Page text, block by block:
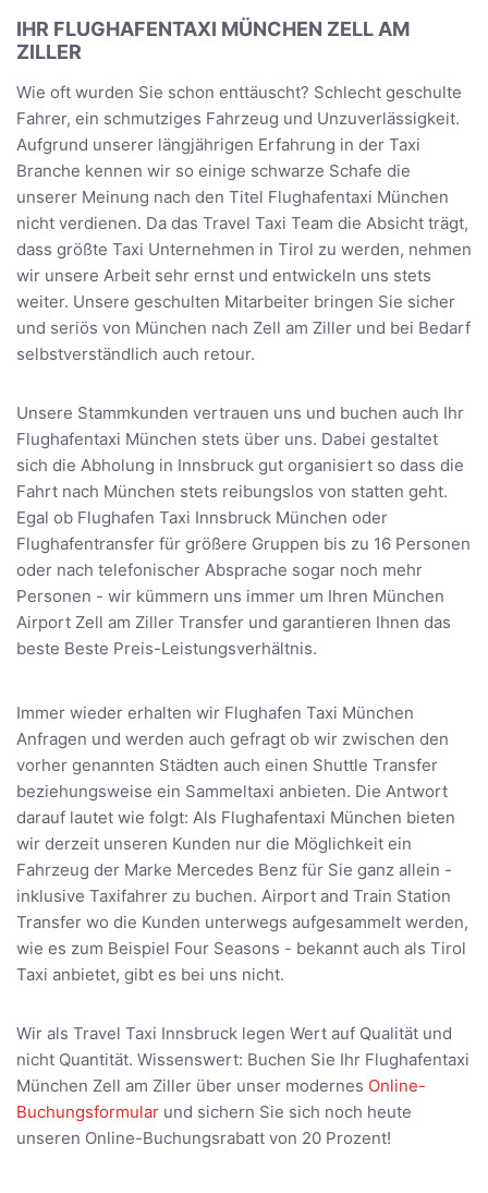
IHR FLUGHAFENTAXI MÜNCHEN ZELL AM
ZILLER
Wie oft wurden Sie schon enttäuscht? Schlecht geschulte
Fahrer, ein schmutziges Fahrzeug und Unzuverlässigkeit.
Aufgrund unserer längjährigen Erfahrung in der Taxi
Branche kennen wir so einige schwarze Schafe die
unserer Meinung nach den Titel Flughafentaxi München
nicht verdienen. Da das Travel Taxi Team die Absicht trägt,
dass größte Taxi Unternehmen in Tirol zu werden, nehmen
wir unsere Arbeit sehr ernst und entwickeln uns stets
weiter. Unsere geschulten Mitarbeiter bringen Sie sicher
und seriös von München nach Zell am Ziller und bei Bedarf
selbstverständlich auch retour.
Unsere Stammkunden vertrauen uns und buchen auch Ihr
Flughafentaxi München stets über uns. Dabei gestaltet
sich die Abholung in Innsbruck gut organisiert so dass die
Fahrt nach München stets reibungslos von statten geht.
Egal ob Flughafen Taxi Innsbruck München oder
Flughafentransfer für größere Gruppen bis zu 16 Personen
oder nach telefonischer Absprache sogar noch mehr
Personen - wir kümmern uns immer um Ihren München
Airport Zell am Ziller Transfer und garantieren Ihnen das
beste Beste Preis-Leistungsverhältnis.
Immer wieder erhalten wir Flughafen Taxi München
Anfragen und werden auch gefragt ob wir zwischen den
vorher genannten Städten auch einen Shuttle Transfer
beziehungsweise ein Sammeltaxi anbieten. Die Antwort
darauf lautet wie folgt: Als Flughafentaxi München bieten
wir derzeit unseren Kunden nur die Möglichkeit ein
Fahrzeug der Marke Mercedes Benz für Sie ganz allein -
inklusive Taxifahrer zu buchen. Airport and Train Station
Transfer wo die Kunden unterwegs aufgesammelt werden,
wie es zum Beispiel Four Seasons - bekannt auch als Tirol
Taxi anbietet, gibt es bei uns nicht.
Wir als Travel Taxi Innsbruck legen Wert auf Qualität und
nicht Quantität. Wissenswert: Buchen Sie Ihr Flughafentaxi
München Zell am Ziller über unser modernes Online-
Buchungsformular und sichern Sie sich noch heute
unseren Online-Buchungsrabatt von 20 Prozent!